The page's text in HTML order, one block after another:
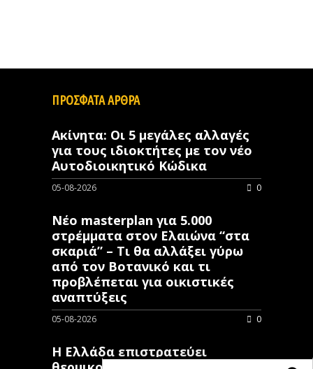
ΠΡΟΣΦΑΤΑ ΑΡΘΡΑ
Ακίνητα: Οι 5 μεγάλες αλλαγές
για τους ιδιοκτήτες με τον νέο
Αυτοδιοικητικό Κώδικα
05-08-2026 0
Νέο masterplan για 5.000
στρέμματα στον Ελαιώνα “στα
σκαριά” – Τι θα αλλάξει γύρω
από τον Βοτανικό και τι
προβλέπεται για οικιστικές
αναπτύξεις
05-08-2026 0
Η Ελλάδα επιστρατεύει